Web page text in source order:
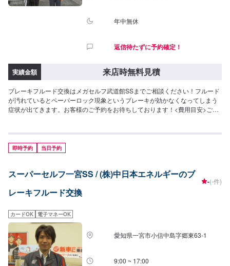
年中無休
返信待たずに予約確定！
実績金額 来店時無料見積
ブレーキフルード交換はメガセルフ武道館SSまでご相談ください！フルード
が汚れているとペーパーロック現象というブレーキが効かなくなってしまう
症状が出てきます。お客様のご予約をお待ちしております！<費用目安>ご来
即時予約 当日予約
スーパーセルフ一宮SS / (株)中日本エネルギーのブ
レーキフルード交換
-(-件)
カードOK 電子マネーOK
愛知県一宮市小信中島字郷東63-1
9:00 ~ 17:00